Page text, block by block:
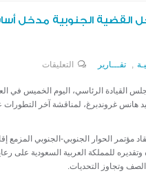
القضية الجنوبية مدخل
, تقـــارير التعليقات
للمبعوث
القضية
القيادة الرئاسي، اليوم الخميس في
هانس غروندبرغ، لمناقشة آخر التطورات
مؤتمر الحوار الجنوبي-الجنوبي المزمع
للمملكة العربية السعودية على
وتجاوز التحديات.